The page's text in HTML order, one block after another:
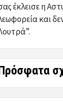
έκλεισε η
και